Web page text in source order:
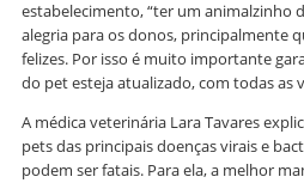
estabelecimento, “ter um animalzinho
alegria para os donos, principalmente
felizes. Por isso é muito importante
do pet esteja atualizado, com todas as
A médica veterinária Lara Tavares
pets das principais doenças virais e
podem ser fatais. Para ela, a melhor